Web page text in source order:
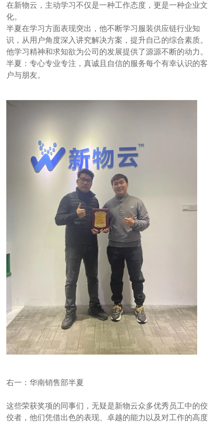
在新物云，主动学习不仅是一种工作态度，更是一种企业文
化。
半夏在学习方面表现突出，他不断学习服装供应链行业知
识，从用户角度深入讲究解决方案，提升自己的综合素质。
他学习精神和求知欲为公司的发展提供了源源不断的动力。
半夏：专心专业专注，真诚且自信的服务每个有幸认识的客
户与朋友。
右一：华南销售部半夏
这些荣获奖项的同事们，无疑是新物云众多优秀员工中的佼
佼者，他们凭借出色的表现、卓越的能力以及对工作的高度